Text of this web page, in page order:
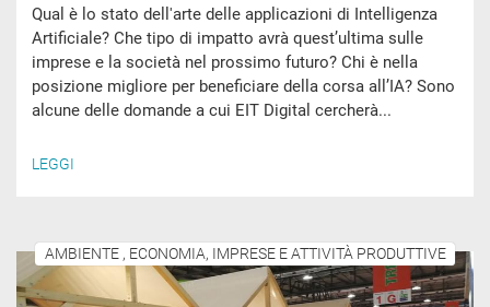
Qual è lo stato dell'arte delle applicazioni di Intelligenza
Artificiale? Che tipo di impatto avrà quest’ultima sulle
imprese e la società nel prossimo futuro? Chi è nella
posizione migliore per beneficiare della corsa all’IA? Sono
alcune delle domande a cui EIT Digital cercherà...
LEGGI
AMBIENTE , ECONOMIA, IMPRESE E ATTIVITÀ PRODUTTIVE